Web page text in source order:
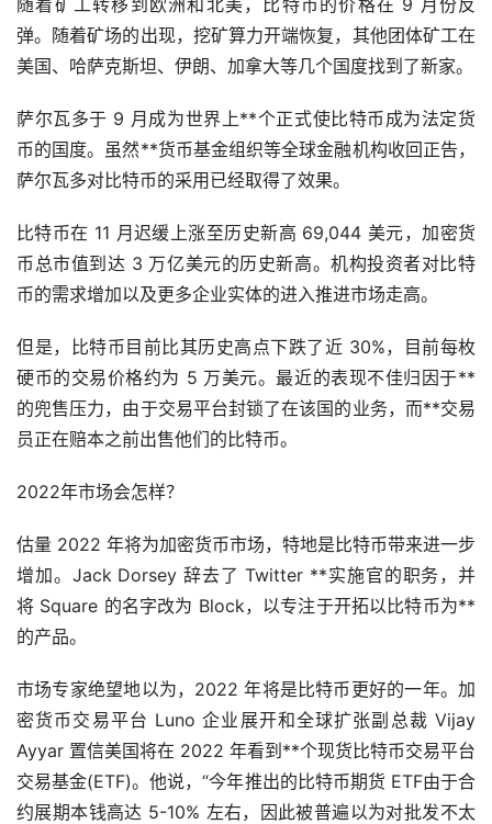
弹。随着矿场的出现，挖矿算力开端恢复，其他团体矿工在
美国、哈萨克斯坦、伊朗、加拿大等几个国度找到了新家。
萨尔瓦多于 9 月成为世界上**个正式使比特币成为法定货
币的国度。虽然**货币基金组织等全球金融机构收回正告，
萨尔瓦多对比特币的采用已经取得了效果。
比特币在 11 月迟缓上涨至历史新高 69,044 美元，加密货
币总市值到达 3 万亿美元的历史新高。机构投资者对比特
币的需求增加以及更多企业实体的进入推进市场走高。
但是，比特币目前比其历史高点下跌了近 30%，目前每枚
硬币的交易价格约为 5 万美元。最近的表现不佳归因于**
的兜售压力，由于交易平台封锁了在该国的业务，而**交易
员正在赔本之前出售他们的比特币。
2022年市场会怎样？
估量 2022 年将为加密货币市场，特地是比特币带来进一步
增加。Jack Dorsey 辞去了 Twitter **实施官的职务，并
将 Square 的名字改为 Block，以专注于开拓以比特币为**
的产品。
市场专家绝望地以为，2022 年将是比特币更好的一年。加
密货币交易平台 Luno 企业展开和全球扩张副总裁 Vijay
Ayyar 置信美国将在 2022 年看到**个现货比特币交易平台
交易基金(ETF)。他说，“今年推出的比特币期货 ETF由于合
约展期本钱高达 5-10% 左右，因此被普遍以为对批发不太